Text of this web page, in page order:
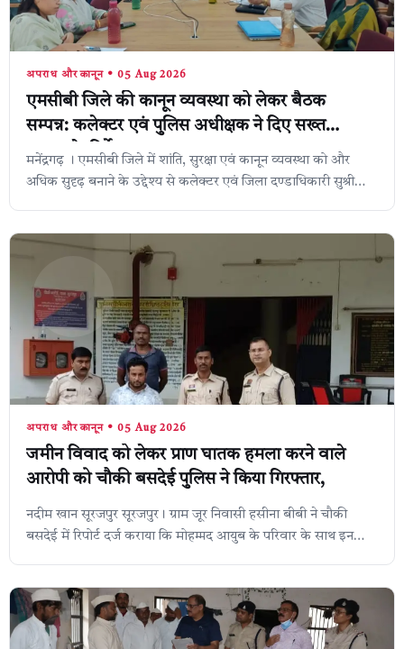
अपराध और कानून • 05 Aug 2026
एमसीबी जिले की कानून व्यवस्था को लेकर बैठक
सम्पन्न: कलेक्टर एवं पुलिस अधीक्षक ने दिए सख्त
एक्शन के निर्देश,
मनेंद्रगढ़ । एमसीबी जिले में शांति, सुरक्षा एवं कानून व्यवस्था को और
अधिक सुदृढ़ बनाने के उद्देश्य से कलेक्टर एवं जिला दण्डाधिकारी सुश्री
अपराध और कानून • 05 Aug 2026
जमीन विवाद को लेकर प्राण घातक हमला करने वाले
आरोपी को चौकी बसदेई पुलिस ने किया गिरफ्तार,
नदीम खान सूरजपुर सूरजपुर। ग्राम जूर निवासी हसीना बीबी ने चौकी
बसदेई में रिपोर्ट दर्ज कराया कि मोहम्मद आयुब के परिवार के साथ इन